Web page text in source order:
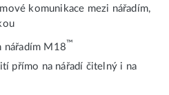
komunikace mezi nářadím,
nářadím M18™
přímo na nářadí čitelný i na